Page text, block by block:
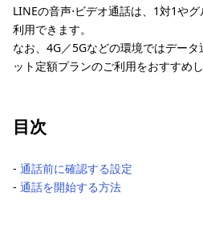
LINEの音声⋅ビデオ通話は、1対1や
利用できます。
なお、4G／5Gなどの環境ではデー
ット定額プランのご利用をおすすめし
目次
‐ 通話前に確認する設定
‐ 通話を開始する方法